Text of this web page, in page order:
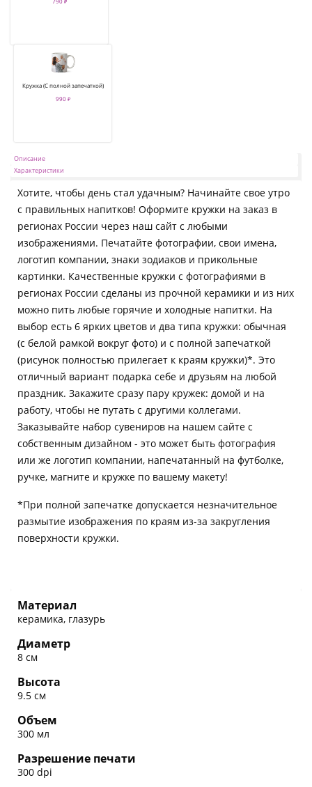
Кружка (С полной запечаткой)
990 ₽
Описание
Характеристики
Хотите, чтобы день стал удачным? Начинайте свое утро
с правильных напитков! Оформите кружки на заказ в
регионах России через наш сайт с любыми
изображениями. Печатайте фотографии, свои имена,
логотип компании, знаки зодиаков и прикольные
картинки. Качественные кружки с фотографиями в
регионах России сделаны из прочной керамики и из них
можно пить любые горячие и холодные напитки. На
выбор есть 6 ярких цветов и два типа кружки: обычная
(с белой рамкой вокруг фото) и с полной запечаткой
(рисунок полностью прилегает к краям кружки)*. Это
отличный вариант подарка себе и друзьям на любой
праздник. Закажите сразу пару кружек: домой и на
работу, чтобы не путать с другими коллегами.
Заказывайте набор сувениров на нашем сайте с
собственным дизайном - это может быть фотография
или же логотип компании, напечатанный на футболке,
ручке, магните и кружке по вашему макету!
*При полной запечатке допускается незначительное
размытие изображения по краям из-за закругления
поверхности кружки.
Материал
керамика, глазурь
Диаметр
8 см
Высота
9.5 см
Объем
300 мл
Разрешение печати
300 dpi